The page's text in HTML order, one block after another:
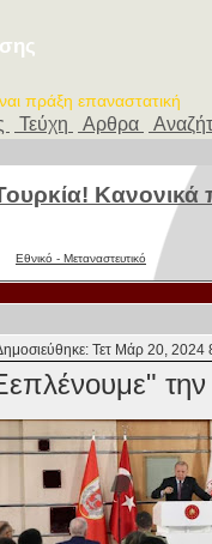
πράξη επαναστατική
Τεύχη Αρθρα
Κανονικά
Εθνικό - Μεταναστευτικό
Τετ Μάρ 20, 2024